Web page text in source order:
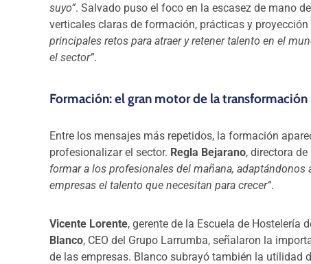
suyo”. Salvado puso el foco en la escasez de mano
verticales claras de formación, prácticas y
principales retos para atraer y retener talento en el
el sector”.
Formación: el gran motor de la transformación
Entre los mensajes más repetidos, la formación
profesionalizar el sector. Regla Bejarano, directora
formar a los profesionales del mañana,
empresas el talento que necesitan para crecer”.
Vicente Lorente, gerente de la Escuela de Hostelería
Blanco, CEO del Grupo Larrumba, señalaron la
de las empresas. Blanco subrayó también la utilidad